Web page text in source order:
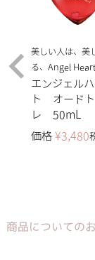
美しい人は、美
る、Angel Heart
エンジェル
ト オードト
レ 50mL
価格 ¥3,480
商品についての